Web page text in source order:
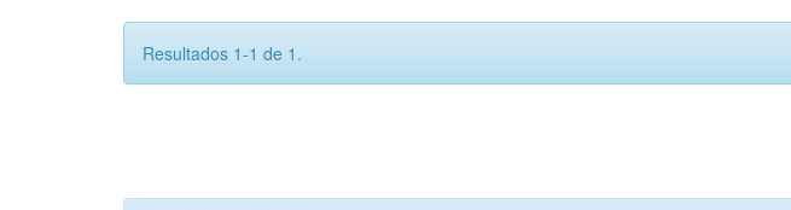
Resultados 1-1 de 1.